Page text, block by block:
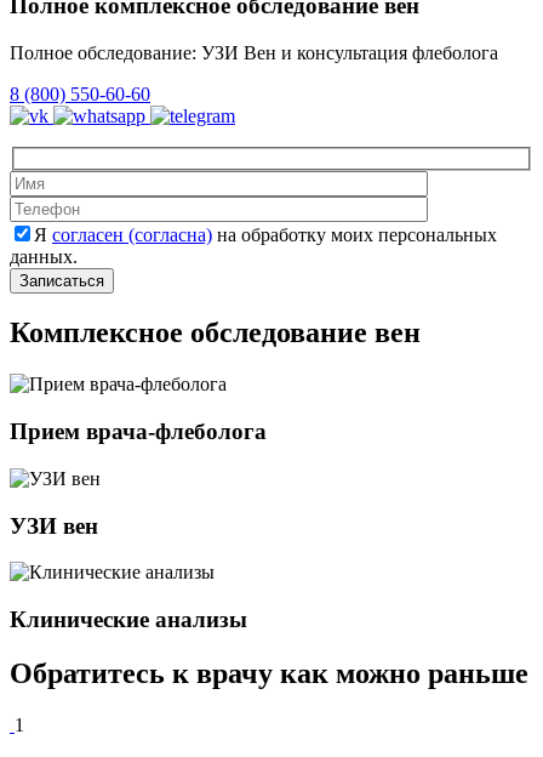
Полное комплексное обследование вен
Полное обследование: УЗИ Вен и консультация флеболога
8 (800) 550-60-60
Я согласен (согласна) на обработку моих персональных
данных.
Комплексное обследование вен
Прием врача-флеболога
УЗИ вен
Клинические анализы
Обратитесь к врачу как можно раньше
1